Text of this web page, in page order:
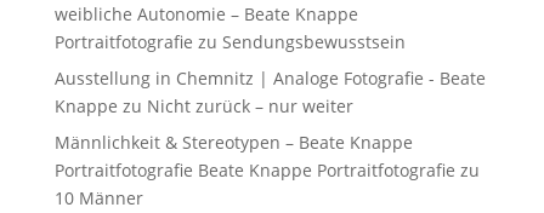
weibliche Autonomie – Beate Knappe
Portraitfotografie zu Sendungsbewusstsein
Ausstellung in Chemnitz | Analoge Fotografie - Beate
Knappe zu Nicht zurück – nur weiter
Männlichkeit & Stereotypen – Beate Knappe
Portraitfotografie Beate Knappe Portraitfotografie zu
10 Männer